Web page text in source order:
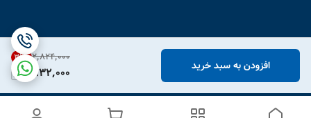
۲٬۸۲۴٬۰۰۰ 31%
1,932,000 افزودن به سبد خرید